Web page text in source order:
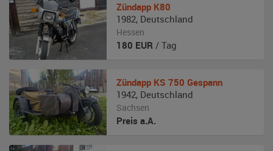
Zündapp K80
1982, Deutschland
Hessen
180 EUR / Tag
Zündapp KS 750 Gespann
1942, Deutschland
Sachsen
Preis a.A.